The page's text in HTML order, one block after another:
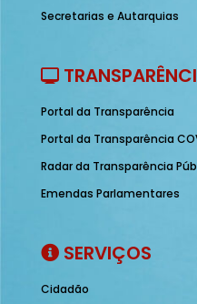
Secretarias e Autarquias
Portal da Transparência
Portal da Transparência
Radar da Transparência
Emendas Parlamentares
SERVIÇOS
Cidadão